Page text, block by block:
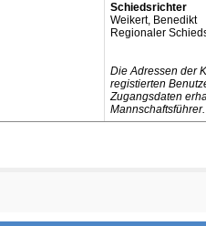
Schiedsrichter
Weikert, Benedikt
Regionaler
Die Adressen der
registierten
Zugangsdaten
Mannschaftsführer.